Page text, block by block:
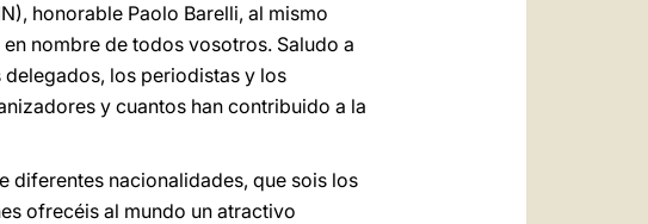
honorable Paolo Barelli, al mismo
nombre de todos vosotros. Saludo a
los periodistas y los
y cuantos han contribuido a la
diferentes nacionalidades, que sois los
ofrecéis al mundo un atractivo